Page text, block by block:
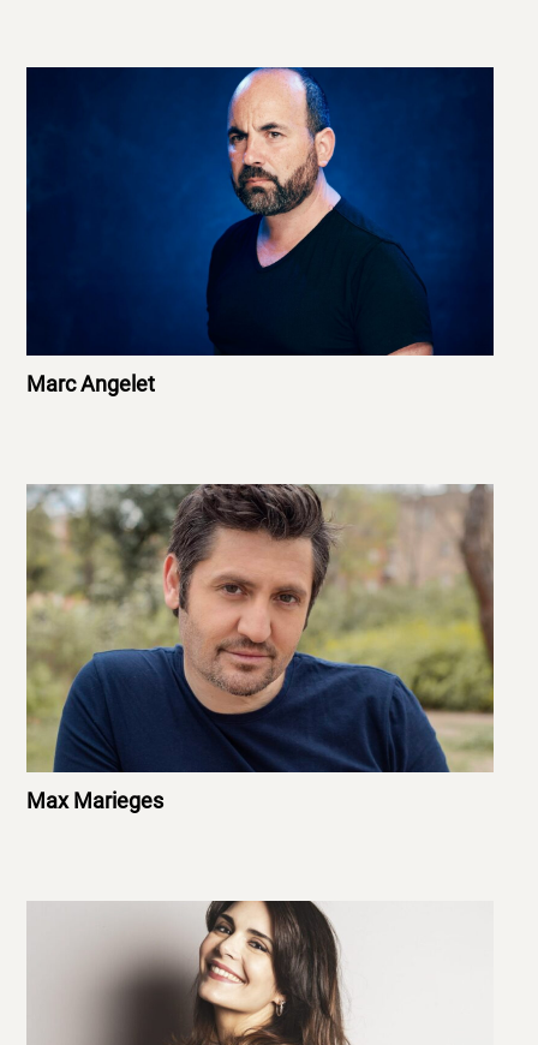
Marc Angelet
Max Marieges